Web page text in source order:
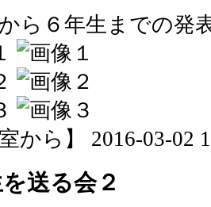
ら６年生までの発
室から】 2016-03-02
送る会２